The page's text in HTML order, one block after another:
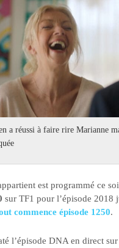
a réussi à faire rire Marianne
est programmé ce
sur TF1 pour l’épisode 2018
commence épisode 1250.
l’épisode DNA en direct